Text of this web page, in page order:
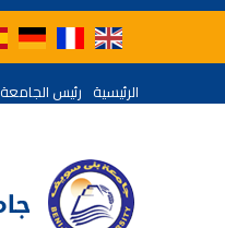
الرئيسية رئيس الجامعة